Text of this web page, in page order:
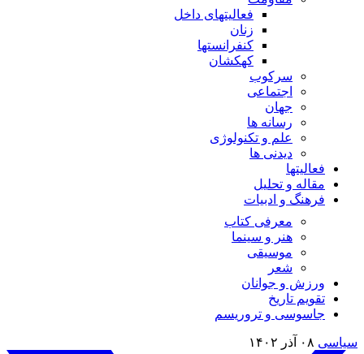
فعالیتهای داخل
زنان
کنفرانستها
کهکشان
سرکوب
اجتماعی
جهان
رسانه ها
علم و تکنولوژی
دیدنی ها
فعالیتها
مقاله و تحلیل
فرهنگ و ادبیات
معرفی کتاب
هنر و سینما
موسیقی
شعر
ورزش و جوانان
تقویم تاريخ
جاسوسی و تروریسم
سیاسی ۰۸ آذر ۱۴۰۲